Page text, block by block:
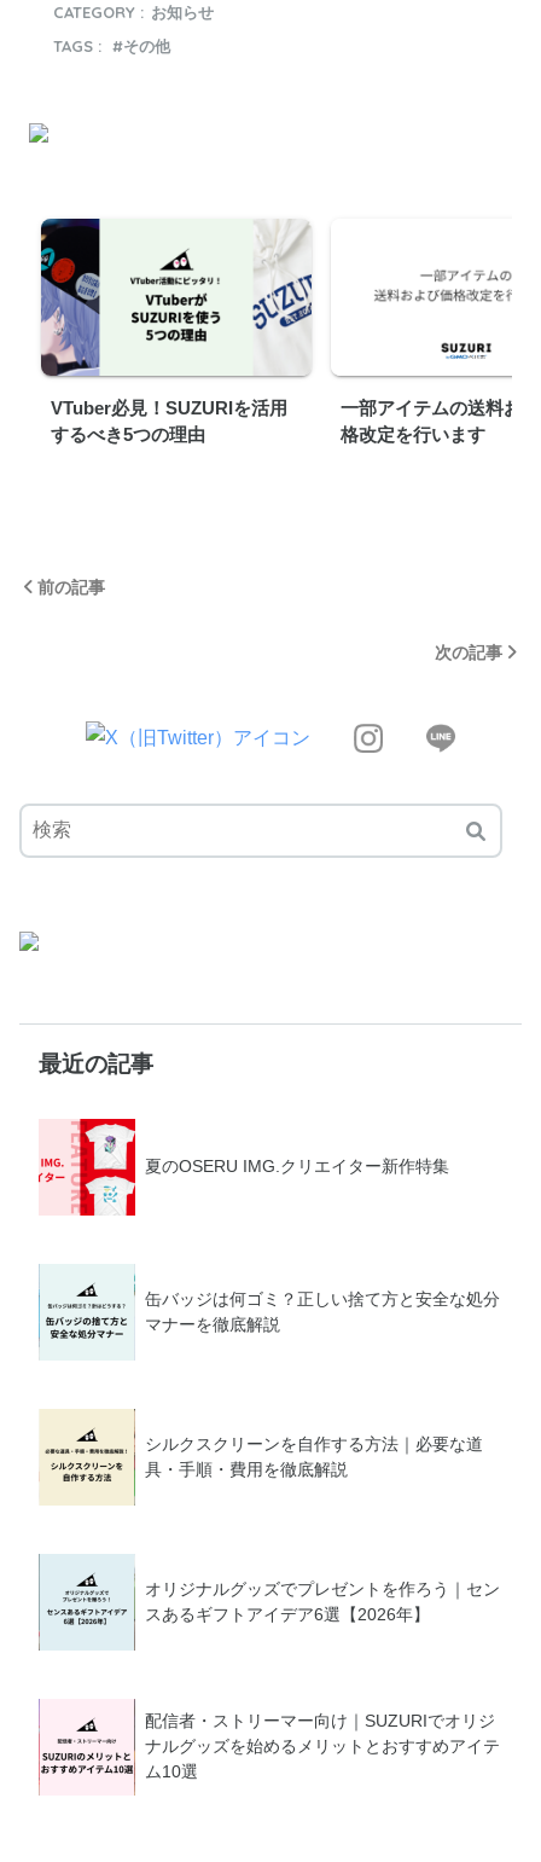
CATEGORY : お知らせ
TAGS :
その他
VTuber必見！SUZURIを活用
するべき5つの理由
一部アイテムの送料お
格改定を行います
前の記事
次の記事
最近の記事
夏のOSERU IMG.クリエイター新作特集
缶バッジは何ゴミ？正しい捨て方と安全な処分
マナーを徹底解説
シルクスクリーンを自作する方法｜必要な道
具・手順・費用を徹底解説
オリジナルグッズでプレゼントを作ろう｜セン
スあるギフトアイデア6選【2026年】
配信者・ストリーマー向け｜SUZURIでオリジ
ナルグッズを始めるメリットとおすすめアイテ
ム10選